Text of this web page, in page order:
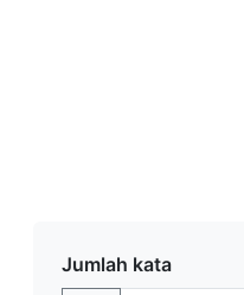
Jumlah kata